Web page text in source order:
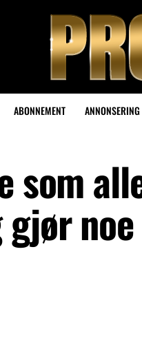
ABONNEMENT ANNONSERING
som